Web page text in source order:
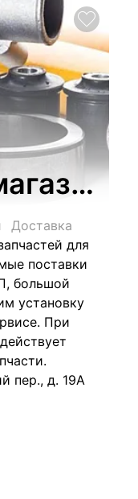
Доставка
для
поставки
большой
установку
При
пер., д. 19А